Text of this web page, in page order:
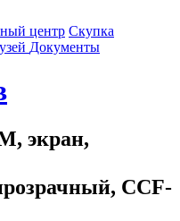
центр Cкупка
Документы
экран,
CCF-